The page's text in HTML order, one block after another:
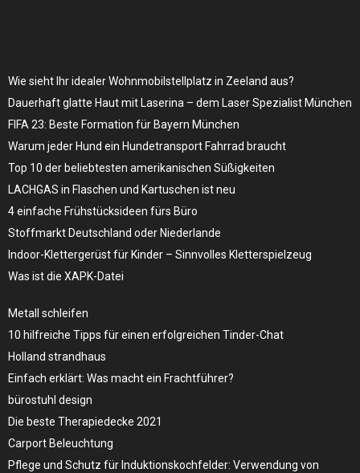
Wie sieht Ihr idealer Wohnmobilstellplatz in Zeeland aus?
Dauerhaft glatte Haut mit Laserina – dem Laser Spezialist München
FIFA 23: Beste Formation für Bayern München
Warum jeder Hund ein Hundetransport Fahrrad braucht
Top 10 der beliebtesten amerikanischen Süßigkeiten
LACHGAS in Flaschen und Kartuschen ist neu
4 einfache Frühstücksideen fürs Büro
Stoffmarkt Deutschland oder Niederlande
Indoor-Klettergerüst für Kinder – Sinnvolles Kletterspielzeug
Was ist die XAPK-Datei
Metall schleifen
10 hilfreiche Tipps für einen erfolgreichen Tinder-Chat
Holland strandhaus
Einfach erklärt: Was macht ein Frachtführer?
bürostuhl design
Die beste Therapiedecke 2021
Carport Beleuchtung
Pflege und Schutz für Induktionskochfelder: Verwendung von